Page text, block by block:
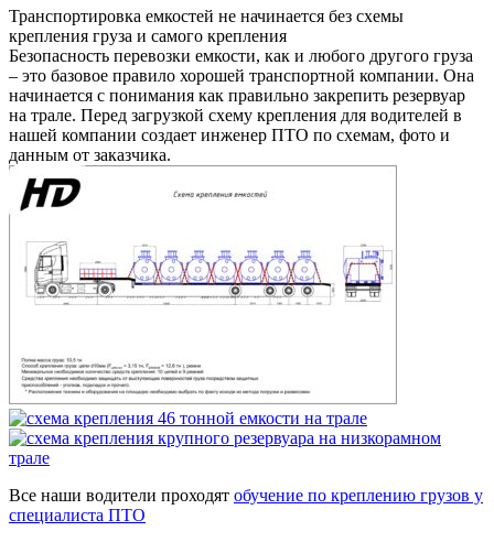
Транспортировка емкостей не начинается без схемы
крепления груза и самого крепления
Безопасность перевозки емкости, как и любого другого груза
– это базовое правило хорошей транспортной компании. Она
начинается с понимания как правильно закрепить резервуар
на трале. Перед загрузкой схему крепления для водителей в
нашей компании создает инженер ПТО по схемам, фото и
данным от заказчика.
Все наши водители проходят обучение по креплению грузов у
специалиста ПТО